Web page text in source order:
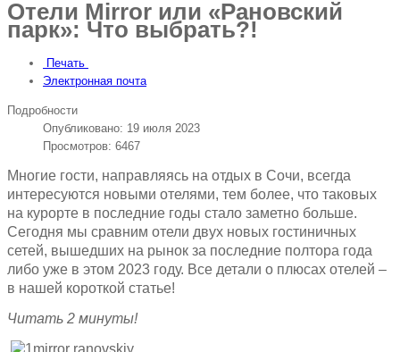
Отели Mirror или «Рановский
парк»: Что выбрать?!
Печать
Электронная почта
Подробности
Опубликовано: 19 июля 2023
Просмотров: 6467
Многие гости, направляясь на отдых в Сочи, всегда
интересуются новыми отелями, тем более, что таковых
на курорте в последние годы стало заметно больше.
Сегодня мы сравним отели двух новых гостиничных
сетей, вышедших на рынок за последние полтора года
либо уже в этом 2023 году. Все детали о плюсах отелей –
в нашей короткой статье!
Читать 2 минуты!